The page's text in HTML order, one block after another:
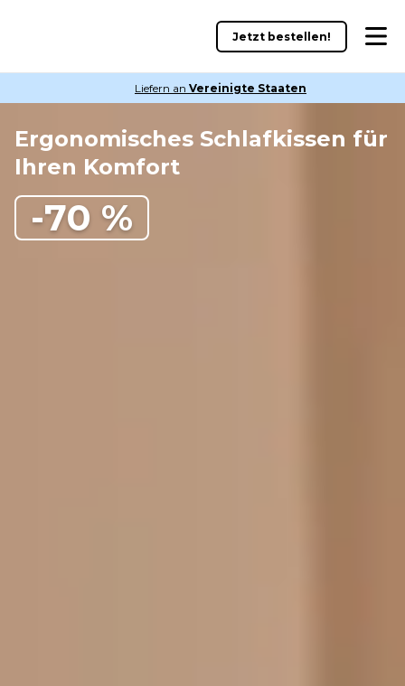
Jetzt bestellen!
Liefern an Vereinigte Staaten
Ergonomisches Schlafkissen für
Ihren Komfort
-70 %